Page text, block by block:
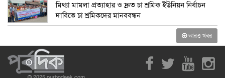
মিথ্যা মামলা প্রত্যাহার ও দ্রুত চা শ্রমিক ইউনিয়ন নির্বাচন
দাবিতে চা শ্রমিকদের মানববন্ধন
আরও খবর